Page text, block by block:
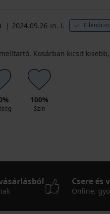
2024.09.26-in. l.
Kosárban kicsit
100%
Szín
Csere és
Online,